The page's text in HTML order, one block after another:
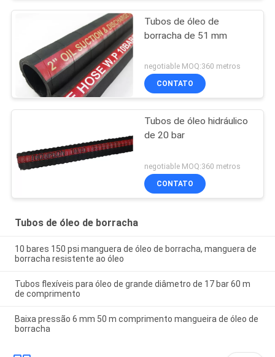
Tubos de óleo de
borracha de 51 mm
negotiable MOQ:360 metros
CONTATO
Tubos de óleo hidráulico
de 20 bar
negotiable MOQ:360 metros
CONTATO
Tubos de óleo de borracha
10 bares 150 psi manguera de óleo de borracha, manguera de
borracha resistente ao óleo
Tubos flexíveis para óleo de grande diâmetro de 17 bar 60 m
de comprimento
Baixa pressão 6 mm 50 m comprimento mangueira de óleo de
borracha